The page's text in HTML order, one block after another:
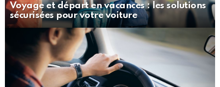
Voyage et départ en vacances : les solutions
sécurisées pour votre voiture